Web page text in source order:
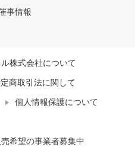
事情報
株式会社について
商取引法に関して
個人情報保護について
希望の事業者募集中